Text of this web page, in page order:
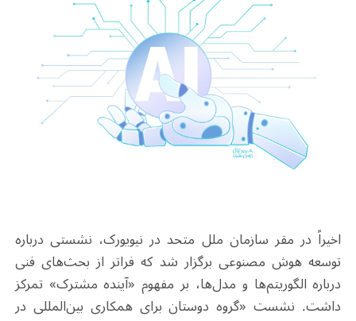
اخیراً در مقر سازمان ملل متحد در نیویورک، نشستی درباره
توسعه هوش مصنوعی برگزار شد که فراتر از بحث‌های فنی
درباره الگوریتم‌ها و مدل‌ها، بر مفهوم «آینده مشترک» تمرکز
داشت. نشست «گروه دوستان برای همکاری بین‌المللی در